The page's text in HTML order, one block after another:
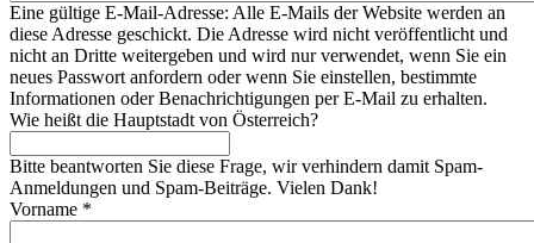
Eine gültige E-Mail-Adresse: Alle E-Mails der Website werden an
diese Adresse geschickt. Die Adresse wird nicht veröffentlicht und
nicht an Dritte weitergeben und wird nur verwendet, wenn Sie ein
neues Passwort anfordern oder wenn Sie einstellen, bestimmte
Informationen oder Benachrichtigungen per E-Mail zu erhalten.
Wie heißt die Hauptstadt von Österreich?
Bitte beantworten Sie diese Frage, wir verhindern damit Spam-
Anmeldungen und Spam-Beiträge. Vielen Dank!
Vorname *